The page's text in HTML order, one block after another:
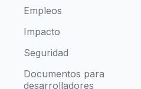
Empleos
Impacto
Seguridad
Documentos para
desarrolladores